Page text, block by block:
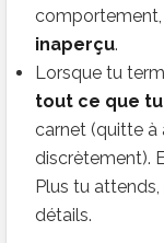
comportement,
inaperçu.
Lorsque tu
tout ce que tu
carnet (quitte à
discrètement).
Plus tu
détails.